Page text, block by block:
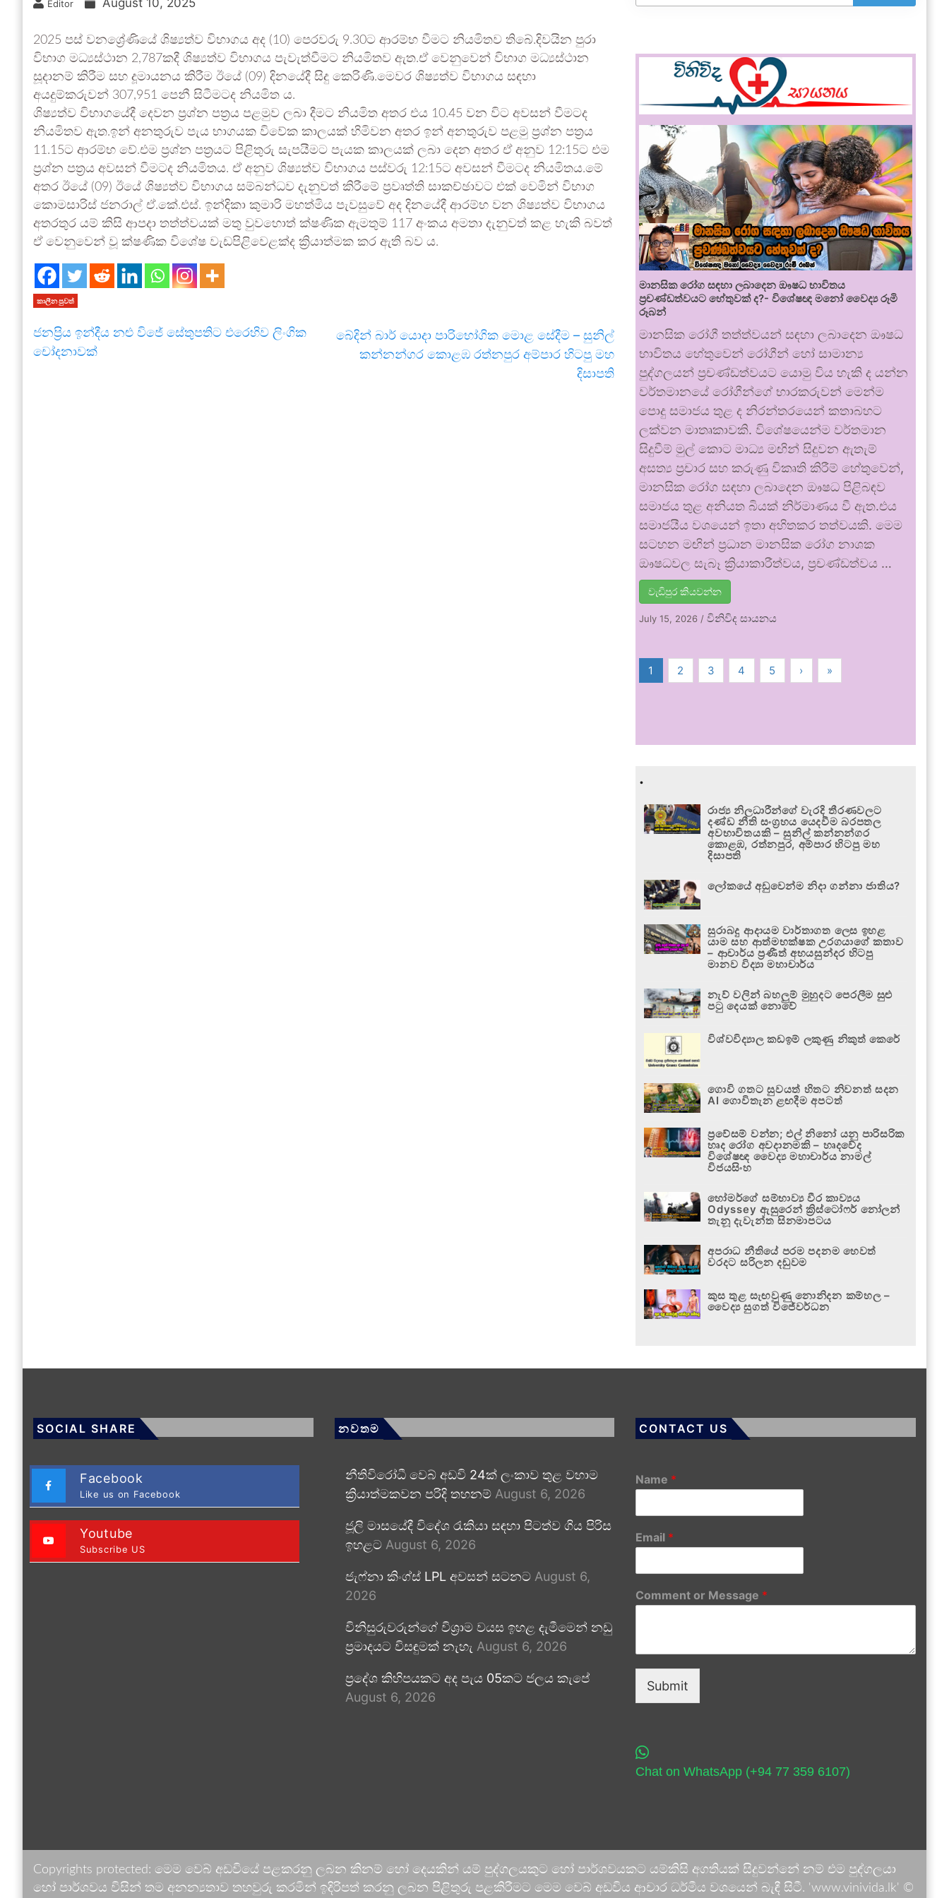
Editor August 10, 2025
2025 පස් වනශ්‍රේණියේ ශිෂ්‍යත්ව විභාගය අද (10) පෙරවරු 9.30ට ආරම්භ වීමට නියමිතව තිබේ.දිවයින පුරා
විභාග මධ්‍යස්ථාන 2,787කදී ශිෂ්‍යත්ව විභාගය පැවැත්වීමට නියමිතව ඇත.ඒ වෙනුවෙන් විභාග මධ්‍යස්ථාන
සූදානම් කිරීම සහ දූමායනය කිරීම ඊයේ (09) දිනයේදී සිදු කෙරිණි.මෙවර ශිෂ්‍යත්ව විභාගය සඳහා
අයදුම්කරුවන් 307,951 පෙනී සිටීමටද නියමිත ය.
ශිෂ්‍යත්ව විභාගයේදී දෙවන ප්‍රශ්න පත්‍රය පළමුව ලබා දීමට නියමිත අතර එය 10.45 වන විට අවසන් වීමටද
නියමිතව ඇත.ඉන් අනතුරුව පැය භාගයක විවේක කාලයක් හිමිවන අතර ඉන් අනතුරුව පළමු ප්‍රශ්න පත්‍රය
11.15ට ආරම්භ වේ.එම ප්‍රශ්න පත්‍රයට පිළිතුරු සැපයීමට පැයක කාලයක් ලබා දෙන අතර ඒ අනුව 12:15ට එම
ප්‍රශ්න පත්‍රය අවසන් වීමටද නියමිතය. ඒ අනුව ශිෂ්‍යත්ව විභාගය පස්වරු 12:15ට අවසන් වීමටද නියමිතය.මේ
අතර ඊයේ (09) ඊයේ ශිෂ්‍යත්ව විභාගය සම්බන්ධව දැනුවත් කිරීමේ ප්‍රවෘත්ති සාකච්ඡාවට එක් වෙමින් විභාග
කොමසාරිස් ජනරාල් ඒ.කේ.එස්. ඉන්දිකා කුමාරි මහත්මිය පැවසුවේ අද දිනයේදී ආරම්භ වන ශිෂ්‍යත්ව විභාගය
අතරතුර යම් කිසි ආපදා තත්ත්වයක් මතු වුවහොත් ක්ෂණික ඇමතුම් 117 අංකය අමතා දැනුවත් කළ හැකි බවත්
ඒ වෙනුවෙන් වූ ක්ෂණික විශේෂ වැඩපිළිවෙළක්ද ක්‍රියාත්මක කර ඇති බව ය.
කාලීන පුවත්
ජනප්‍රිය ඉන්දීය නළු විජේ සේතුපතිට එරෙහිව ලිංගික
චෝදනාවක්
බේදින් බාර් යොදා පාරිභෝගික මොළ සේදීම – සුනිල්
කන්නන්ගර කොළඹ රත්නපුර අම්පාර හිටපු මහ
දිසාපති
මානසික රෝග සඳහා ලබාදෙන ඖෂධ භාවිතය
ප්‍රචණ්ඩත්වයට හේතුවක් ද?- විශේෂඥ මනෝ වෛද්‍ය රූමි
රූබන්
මානසික රෝගී තත්ත්වයන් සඳහා ලබාදෙන ඖෂධ
භාවිතය හේතුවෙන් රෝගීන් හෝ සාමාන්‍ය
පුද්ගලයන් ප්‍රචණ්ඩත්වයට යොමු විය හැකි ද යන්න
වර්තමානයේ රෝගීන්ගේ භාරකරුවන් මෙන්ම
පොදු සමාජය තුළ ද නිරන්තරයෙන් කතාබහට
ලක්වන මාතෘකාවකි. විශේෂයෙන්ම වර්තමාන
සිදුවීම් මුල් කොට මාධ්‍ය මඟින් සිදුවන ඇතැම්
අසත්‍ය ප්‍රචාර සහ කරුණු විකෘති කිරීම් හේතුවෙන්,
මානසික රෝග සඳහා ලබාදෙන ඖෂධ පිළිබඳව
සමාජය තුළ අනියත බියක් නිර්මාණය වී ඇත.එය
සමාජයීය වශයෙන් ඉතා අහිතකර තත්වයකි. මෙම
සටහන මඟින් ප්‍රධාන මානසික රෝග නාශක
ඖෂධවල සැබෑ ක්‍රියාකාරීත්වය, ප්‍රචණ්ඩත්වය …
වැඩිපුර කියවන්න
July 15, 2026 /විනිවිද සායනය
1 2 3 4 5 › »
.
රාජ්‍ය නිලධාරීන්ගේ වැරදි තීරණවලට
දණ්ඩ නීති සංග්‍රහය යෙදවීම බරපතල
අවභාවිතයකි – සුනිල් කන්නන්ගර
කොළඹ, රත්නපුර, අම්පාර හිටපු මහ
දිසාපති
ලෝකයේ අඩුවෙන්ම නිදා ගන්නා ජාතිය?
සුරාබදු ආදායම වාර්තාගත ලෙස ඉහළ
යාම සහ ආත්මභක්ෂක උරගයාගේ කතාව
– ආචාර්ය ප්‍රණීත් අභයසුන්දර හිටපු
මානව විද්‍යා මහාචාර්ය
නැව් වලින් බහලුම් මුහුදට පෙරලීම සුළු
පටු දෙයක් නොවේ
විශ්වවිද්‍යාල කඩඉම් ලකුණු නිකුත් කෙරේ
ගොවි ගතට සුවයත් හිතට නිවනත් සදන
AI ගොවිතැන ළඟදීම අපටත්
ප්‍රවේසම් වන්න; එල් නිනෝ යනු පාරිසරික
හෘද රෝග අවදානමකි – හෘදවේද
විශේෂඥ වෛද්‍ය මහාචාර්ය නාමල්
විජයසිංහ
හෝමර්ගේ සම්භාව්‍ය වීර කාව්‍යය
Odyssey ඇසුරෙන් ක්‍රිස්ටෝෆර් නෝලන්
තැනූ දැවැන්ත සිනමාපටය
අපරාධ නීතියේ පරම පදනම හෙවත්
වරදට සරිලන දඬුවම
කුස තුළ සැඟවුණු නොනිදන කම්හල –
වෛද්‍ය සුගත් විජේවර්ධන
SOCIAL SHARE
Facebook
Like us on Facebook
Youtube
Subscribe US
නවතම
නීතිවිරෝධී වෙබ් අඩවි 24ක් ලංකාව තුළ වහාම
ක්‍රියාත්මකවන පරිදි තහනම් August 6, 2026
ජූලි මාසයේදී විදේශ රැකියා සඳහා පිටත්ව ගිය පිරිස
ඉහළට August 6, 2026
ජැෆ්නා කිංග්ස් LPL අවසන් සටනට August 6,
2026
විනිසුරුවරුන්ගේ විශ්‍රාම වයස ඉහළ දැමීමෙන් නඩු
ප්‍රමාදයට විසඳුමක් නැහැ August 6, 2026
ප්‍රදේශ කිහිපයකට අද පැය 05කට ජලය කැපේ
August 6, 2026
CONTACT US
Name *
Email *
Comment or Message *
Submit
Chat on WhatsApp (+94 77 359 6107)
Copyrights protected: මෙම වෙබ් අඩවියේ පළකරනු ලබන කිනම් හෝ දෙයකින් යම් පුද්ගලයකුට හෝ පාර්ශවයකට යම්කිසි අගතියක් සිදුවන්නේ නම් එම පුද්ගලයා
හෝ පාර්ශවය විසින් තම අනන්‍යතාව තහවුරු කරමින් ඉදිරිපත් කරනු ලබන පිළිතුරු පළකිරීමට මෙම වෙබ් අඩවිය ආචාර ධර්මීය වශයෙන් බැඳී සිටී. 'www.vinivida.lk' ©